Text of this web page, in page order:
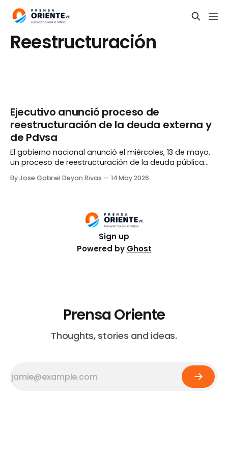
Reestructuración
Ejecutivo anunció proceso de
reestructuración de la deuda externa y
de Pdvsa
El gobierno nacional anunció el miércoles, 13 de mayo,
un proceso de reestructuración de la deuda pública
correspondientes a Petróleos de Venezuela (Pdvsa). De
«liberar al país de la carga acumulada»
By Jose Gabriel Deyan Rivas 14 May 2026
Sign up
Powered by Ghost
Prensa Oriente
Thoughts, stories and ideas.